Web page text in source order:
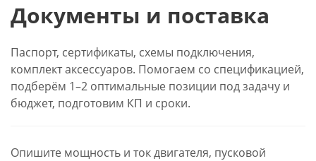
Документы и поставка
Паспорт, сертификаты, схемы подключения,
комплект аксессуаров. Помогаем со спецификацией,
подберём 1–2 оптимальные позиции под задачу и
бюджет, подготовим КП и сроки.
Опишите мощность и ток двигателя, пусковой